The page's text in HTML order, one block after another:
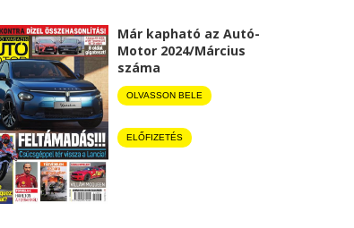
Már kapható az Autó-
Motor 2024/Március
száma
OLVASSON BELE
ELŐFIZETÉS